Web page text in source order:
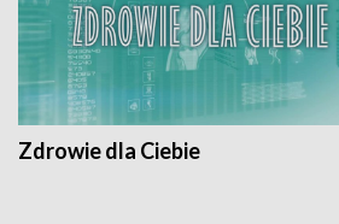
Zdrowie dla Ciebie